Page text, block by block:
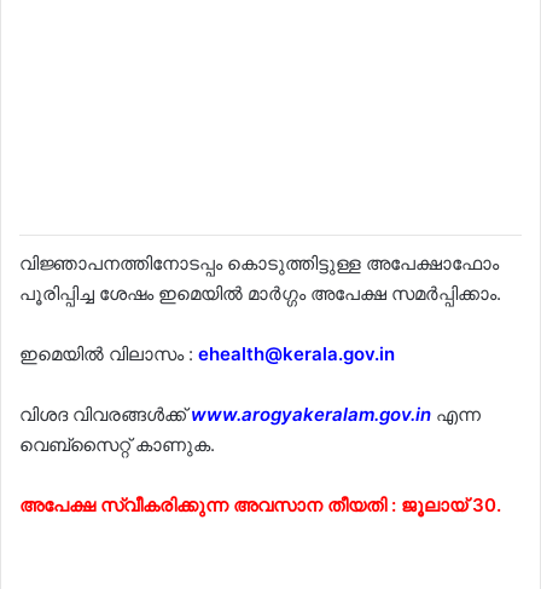
വിജ്ഞാപനത്തിനോടപ്പം കൊടുത്തിട്ടുള്ള അപേക്ഷാഫോം
പൂരിപ്പിച്ച ശേഷം ഇമെയിൽ മാർഗ്ഗം അപേക്ഷ സമർപ്പിക്കാം.
ഇമെയിൽ വിലാസം : ehealth@kerala.gov.in
വിശദ വിവരങ്ങൾക്ക്www.arogyakeralam.gov.in എന്ന
വെബ്സൈറ്റ് കാണുക.
അപേക്ഷ സ്വീകരിക്കുന്ന അവസാന തീയതി : ജൂലായ് 30.